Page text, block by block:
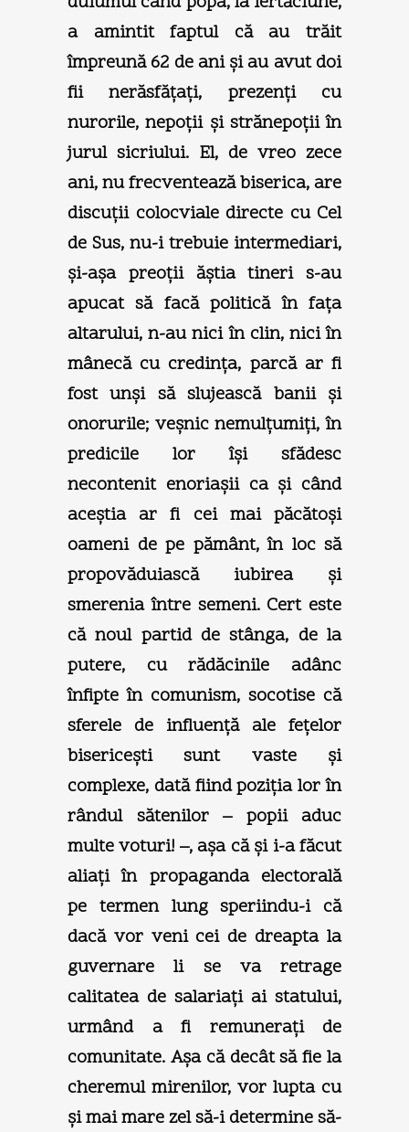
a amintit faptul că au trăit
împreună 62 de ani şi au avut doi
fii nerăsfăţaţi, prezenţi cu
nurorile, nepoţii şi strănepoţii în
jurul sicriului. El, de vreo zece
ani, nu frecventează biserica, are
discuţii colocviale directe cu Cel
de Sus, nu-i trebuie intermediari,
şi-aşa preoţii ăştia tineri s-au
apucat să facă politică în faţa
altarului, n-au nici în clin, nici în
mânecă cu credinţa, parcă ar fi
fost unşi să slujească banii şi
onorurile; veşnic nemulţumiţi, în
predicile lor îşi sfădesc
necontenit enoriaşii ca şi când
aceştia ar fi cei mai păcătoşi
oameni de pe pământ, în loc să
propovăduiască iubirea şi
smerenia între semeni. Cert este
că noul partid de stânga, de la
putere, cu rădăcinile adânc
înfipte în comunism, socotise că
sferele de influenţă ale feţelor
bisericeşti sunt vaste şi
complexe, dată fiind poziţia lor în
rândul sătenilor – popii aduc
multe voturi! –, aşa că şi i-a făcut
aliaţi în propaganda electorală
pe termen lung speriindu-i că
dacă vor veni cei de dreapta la
guvernare li se va retrage
calitatea de salariaţi ai statului,
urmând a fi remuneraţi de
comunitate. Aşa că decât să fie la
cheremul mirenilor, vor lupta cu
şi mai mare zel să-i determine să-